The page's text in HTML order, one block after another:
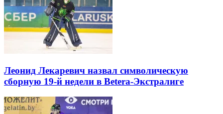
Леонид Лекаревич назвал символическую
сборную 19-й недели в Betera-Экстралиге